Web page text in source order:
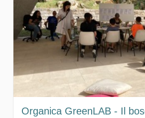
Organica GreenLAB - Il